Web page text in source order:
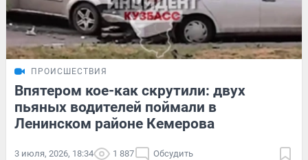
ПРОИСШЕСТВИЯ
Впятером кое-как скрутили: двух
пьяных водителей поймали в
Ленинском районе Кемерова
3 июля, 2026, 18:34 1 887 Обсудить